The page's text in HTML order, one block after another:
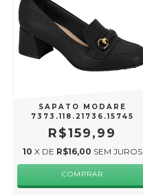
SAPATO MODARE
7373.118.21736.15745
R$159,99
10 X DE R$16,00 SEM JUROS
COMPRAR